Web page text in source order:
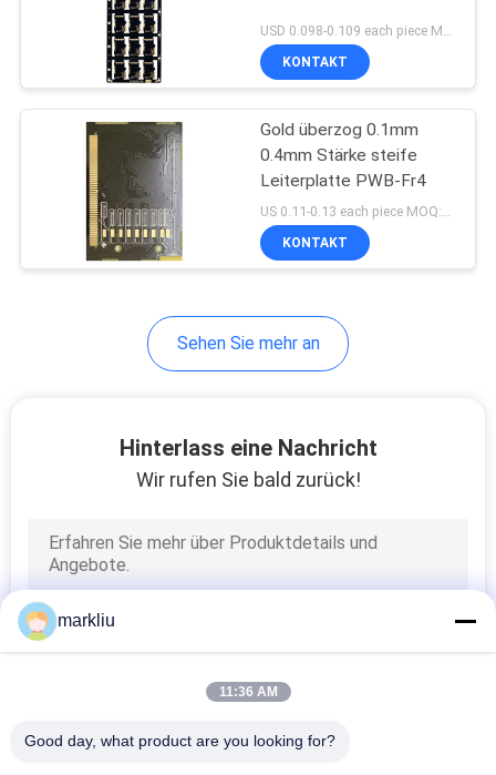
USD 0.098-0.109 each piece MOQ:5000PIECES
KONTAKT
Gold überzog 0.1mm
0.4mm Stärke steife
Leiterplatte PWB-Fr4
US 0.11-0.13 each piece MOQ:1 Quadratmeter
KONTAKT
Sehen Sie mehr an
Hinterlass eine Nachricht
Wir rufen Sie bald zurück!
markliu
11:36 AM
Good day, what product are you looking for?